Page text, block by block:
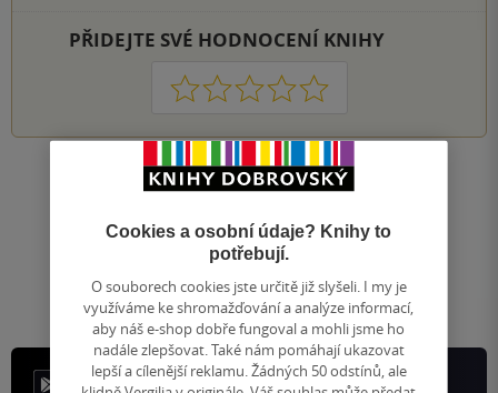
PŘIDEJTE SVÉ HODNOCENÍ KNIHY
1 2 3 4 5
Nahoru
1
Přejít
stránku
/ 1
Cookies a osobní údaje? Knihy to
potřebují.
O souborech cookies jste určitě již slyšeli. I my je
využíváme ke shromažďování a analýze informací,
aby náš e-shop dobře fungoval a mohli jsme ho
nadále zlepšovat. Také nám pomáhají ukazovat
lepší a cílenější reklamu. Žádných 50 odstínů, ale